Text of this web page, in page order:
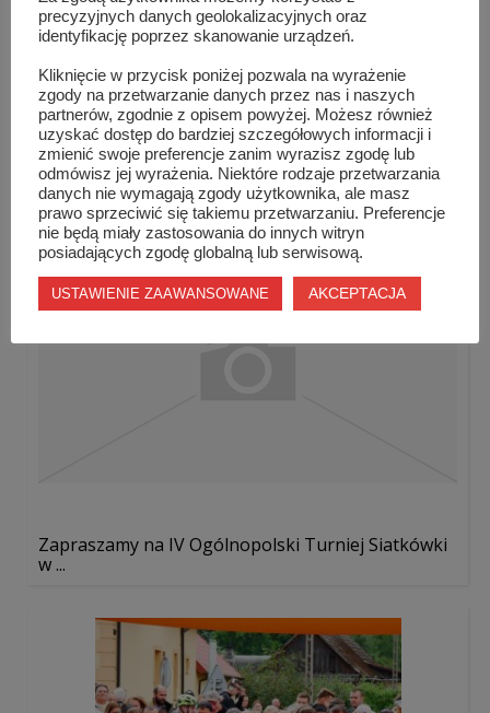
Udany start szydłowieckich karateków
Zapraszamy na IV Ogólnopolski Turniej Siatkówki
w ...
precyzyjnych danych geolokalizacyjnych oraz
identyfikację poprzez skanowanie urządzeń.
Kliknięcie w przycisk poniżej pozwala na wyrażenie
zgody na przetwarzanie danych przez nas i naszych
partnerów, zgodnie z opisem powyżej. Możesz również
uzyskać dostęp do bardziej szczegółowych informacji i
zmienić swoje preferencje zanim wyrazisz zgodę lub
odmówisz jej wyrażenia. Niektóre rodzaje przetwarzania
danych nie wymagają zgody użytkownika, ale masz
prawo sprzeciwić się takiemu przetwarzaniu. Preferencje
nie będą miały zastosowania do innych witryn
posiadających zgodę globalną lub serwisową.
USTAWIENIE ZAAWANSOWANE AKCEPTACJA